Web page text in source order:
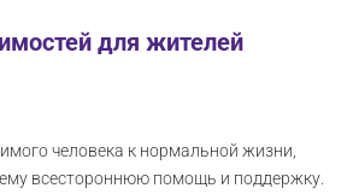
для жителей
человека к нормальной жизни,
всестороннюю помощь и поддержку.